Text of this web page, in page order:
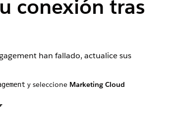
conexión tras
han fallado, actualice sus
y seleccione Marketing Cloud
.